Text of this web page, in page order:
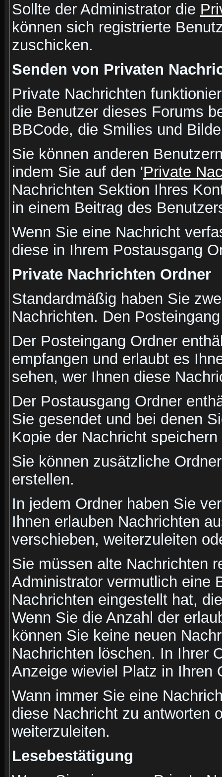
Sollte der Administrator die
können sich registrierte
zuschicken.
Senden von Privaten
Private Nachrichten
die Benutzer dieses Forums
BBCode, die Smilies und
Sie können anderen
indem Sie auf den 'Private
Nachrichten Sektion Ihres
in einem Beitrag des
Wenn Sie eine Nachricht
diese in Ihrem Postausgang
Private Nachrichten Ordner
Standardmäßig haben Sie
Nachrichten. Den
Der Posteingang Ordner
empfangen und erlaubt es
sehen, wer Ihnen diese
Der Postausgang Ordner
Sie gesendet und bei denen
Kopie der Nachricht
Sie können zusätzliche
erstellen.
In jedem Ordner haben Sie
Ihnen erlauben Nachrichten
verschieben, weiterzuleiten
Sie müssen alte Nachrichten
Administrator vermutlich eine
Nachrichten eingestellt hat,
Wenn Sie die Anzahl der
können Sie keine neuen
Nachrichten löschen. In Ihrer
Anzeige wieviel Platz in Ihren
Wann immer Sie eine
diese Nachricht zu antworten
weiterzuleiten.
Lesebestätigung